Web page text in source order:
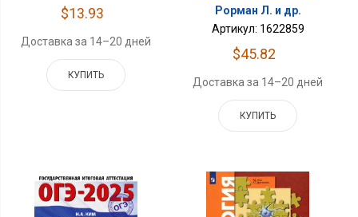
$13.93
Доставка за 14–20 дней
КУПИТЬ
Рорман Л. и др.
Артикул: 1622859
$45.82
Доставка за 14–20 дней
КУПИТЬ